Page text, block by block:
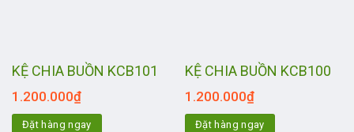
KỆ CHIA BUỒN KCB101
1.200.000₫
Đặt hàng ngay
KỆ CHIA BUỒN KCB100
1.200.000₫
Đặt hàng ngay